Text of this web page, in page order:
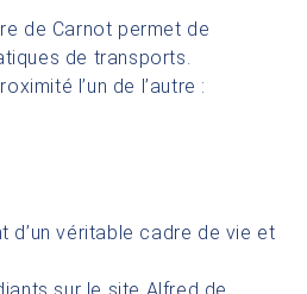
de Carnot permet de
de transports.
l’un de l’autre :
d’un véritable cadre de vie et